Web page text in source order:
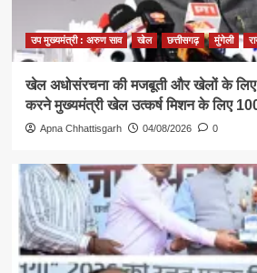
उप मुख्यमंत्री : अरुण साव खेल छत्तीसगढ़ मुंगेली
खेल अधोसंरचना की मजबूती और खेलों के लिए
करने मुख्यमंत्री खेल उत्कर्ष मिशन के लिए
Apna Chhattisgarh 04/08/2026 0